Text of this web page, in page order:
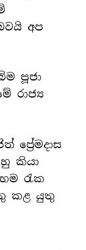
අප
පූජා
රාජ්‍ය
ප්‍රේමදාස
කියා
රැක
කළ යුතු